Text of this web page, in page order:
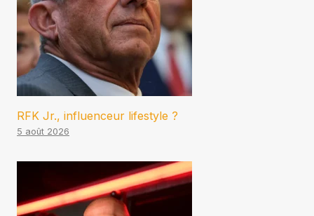
RFK Jr., influenceur lifestyle ?
5 août 2026